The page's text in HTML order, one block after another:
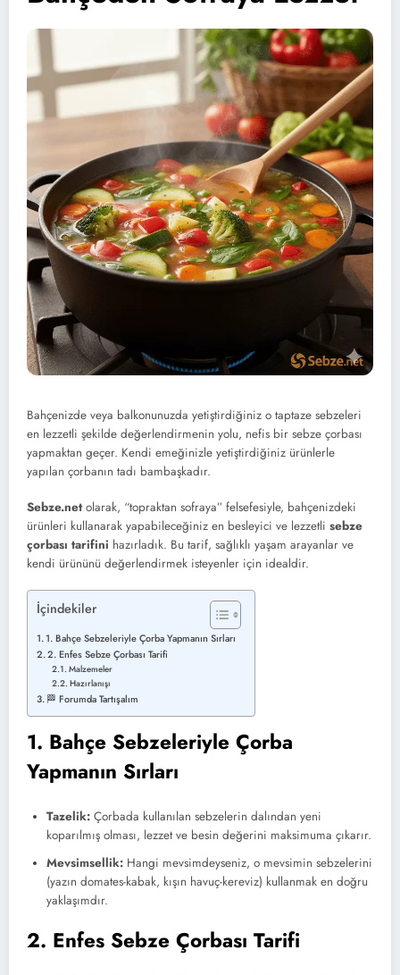
Bahçenizde veya balkonunuzda yetiştirdiğiniz o taptaze sebzeleri
en lezzetli şekilde değerlendirmenin yolu, nefis bir sebze çorbası
yapmaktan geçer. Kendi emeğinizle yetiştirdiğiniz ürünlerle
yapılan çorbanın tadı bambaşkadır.
Sebze.netolarak, “topraktan sofraya” felsefesiyle, bahçenizdeki
ürünleri kullanarak yapabileceğiniz en besleyici ve lezzetli sebze
çorbası tarifini hazırladık. Bu tarif, sağlıklı yaşam arayanlar ve
kendi ürününü değerlendirmek isteyenler için idealdir.
İçindekiler
1. Bahçe Sebzeleriyle Çorba Yapmanın Sırları
2. Enfes Sebze Çorbası Tarifi
Malzemeler
Hazırlanışı
🏁 Forumda Tartışalım
1. Bahçe Sebzeleriyle Çorba
Yapmanın Sırları
Tazelik: Çorbada kullanılan sebzelerin dalından yeni
koparılmış olması, lezzet ve besin değerini maksimuma çıkarır.
Mevsimsellik: Hangi mevsimdeyseniz, o mevsimin sebzelerini
(yazın domates-kabak, kışın havuç-kereviz) kullanmak en doğru
yaklaşımdır.
2. Enfes Sebze Çorbası Tarifi